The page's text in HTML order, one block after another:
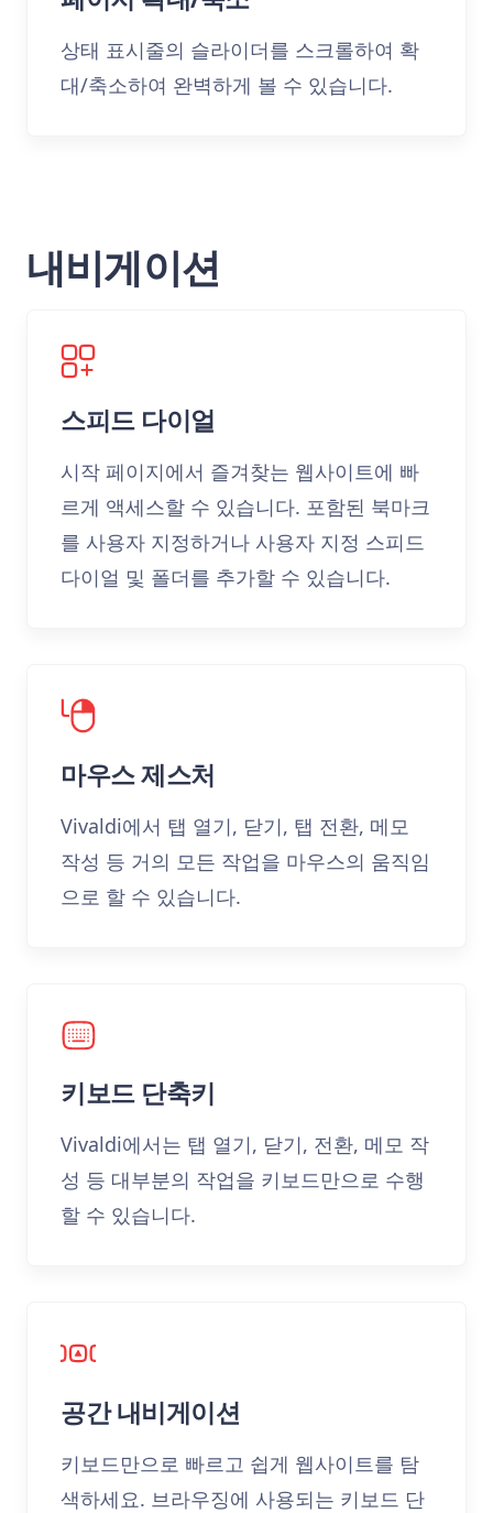
상태 표시줄의 슬라이더를 스크롤하여 확
대/축소하여 완벽하게 볼 수 있습니다.
내비게이션
스피드 다이얼
시작 페이지에서 즐겨찾는 웹사이트에 빠
르게 액세스할 수 있습니다. 포함된 북마크
를 사용자 지정하거나 사용자 지정 스피드
다이얼 및 폴더를 추가할 수 있습니다.
마우스 제스처
Vivaldi에서 탭 열기, 닫기, 탭 전환, 메모
작성 등 거의 모든 작업을 마우스의 움직임
으로 할 수 있습니다.
키보드 단축키
Vivaldi에서는 탭 열기, 닫기, 전환, 메모 작
성 등 대부분의 작업을 키보드만으로 수행
할 수 있습니다.
공간 내비게이션
키보드만으로 빠르고 쉽게 웹사이트를 탐
색하세요. 브라우징에 사용되는 키보드 단